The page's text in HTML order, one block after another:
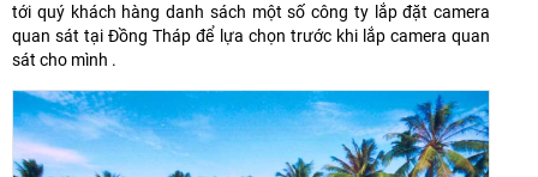
tới quý khách hàng danh sách một số công ty lắp đặt camera
quan sát tại Đồng Tháp để lựa chọn trước khi lắp camera quan
sát cho mình .